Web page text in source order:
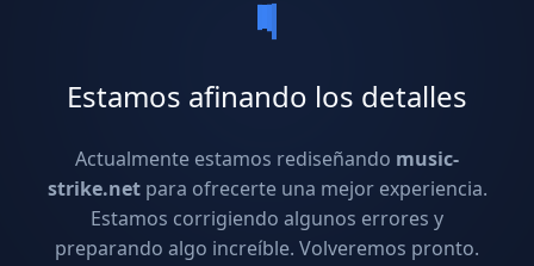
Estamos afinando los detalles
Actualmente estamos rediseñando music-
strike.netpara ofrecerte una mejor experiencia.
Estamos corrigiendo algunos errores y
preparando algo increíble. Volveremos pronto.